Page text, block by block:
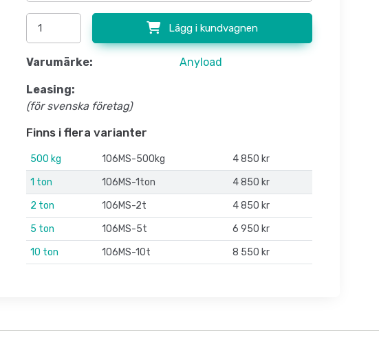
Lägg i kundvagnen
Varumärke: Anyload
Leasing:
(för svenska företag)
Finns i flera varianter
500 kg 106MS-500kg
4 850 kr
1 ton
106MS-1ton
4 850 kr
2 ton
106MS-2t
4 850 kr
5 ton
106MS-5t
6 950 kr
10 ton
106MS-10t 8 550 kr